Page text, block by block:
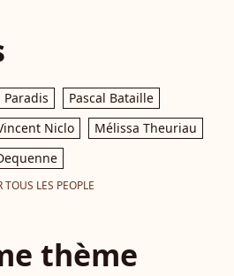
Paradis
Pascal Bataille
Niclo
Mélissa Theuriau
TOUS LES PEOPLE
thème